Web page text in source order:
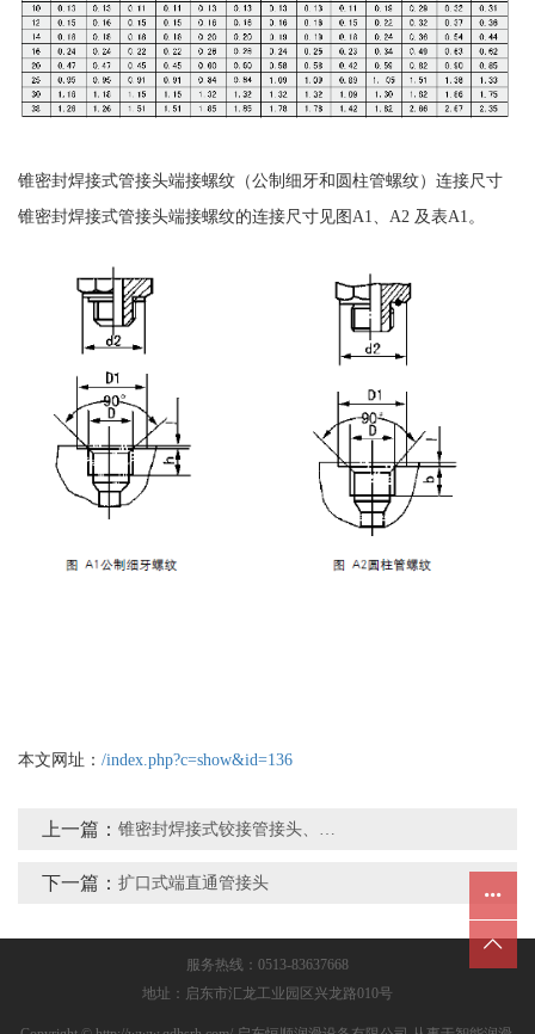
锥密封焊接式管接头端接螺纹（公制细牙和圆柱管螺纹）连接尺寸
锥密封焊接式管接头端接螺纹的连接尺寸见图A1、A2 及表A1。
本文网址： /index.php?c=show&id=136
上一篇： 锥密封焊接式铰接管接头、锥密封焊接可调向管接头
下一篇： 扩口式端直通管接头
服务热线：0513-83637668
地址：启东市汇龙工业园区兴龙路010号